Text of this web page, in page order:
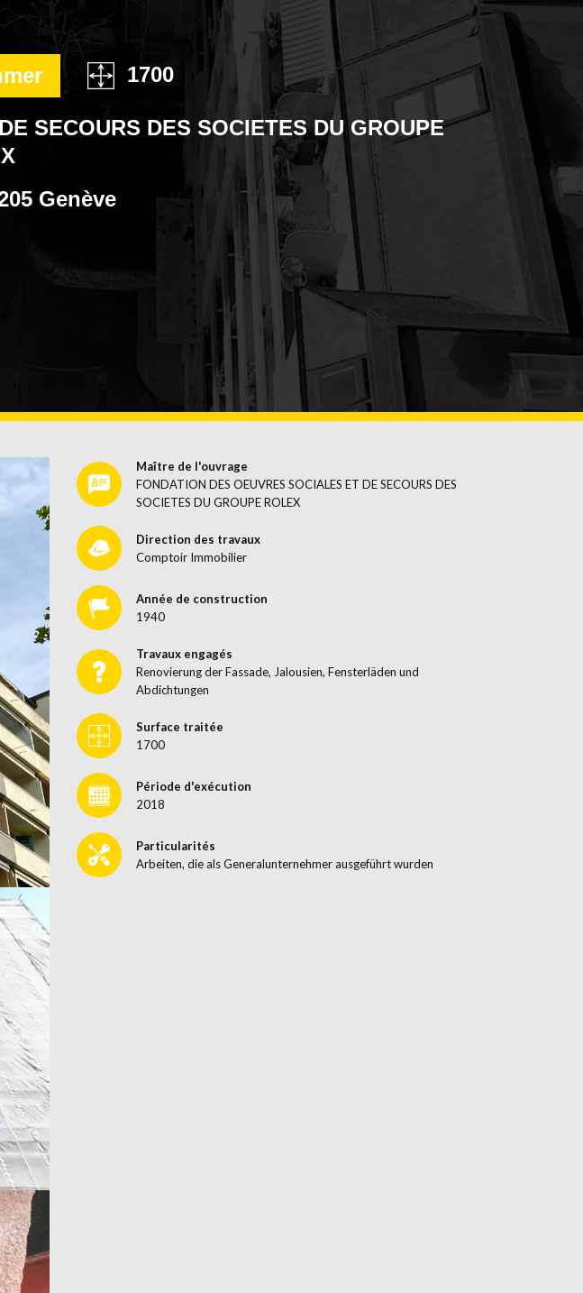
OBERFLÄCHENBEHANDLUNG
1700
SECOURS DES SOCIETES DU GROUPE
Genève
Maître de l'ouvrage
FONDATION DES OEUVRES SOCIALES ET DE SECOURS DES
SOCIETES DU GROUPE ROLEX
Direction des travaux
Comptoir Immobilier
Année de construction
1940
Travaux engagés
Renovierung der Fassade, Jalousien, Fensterläden und
Abdichtungen
Surface traitée
1700
Période d'exécution
2018
Particularités
Arbeiten, die als Generalunternehmer ausgeführt wurden